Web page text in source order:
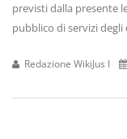
previsti dalla presente
pubblico di servizi degli
Redazione WikiJus I